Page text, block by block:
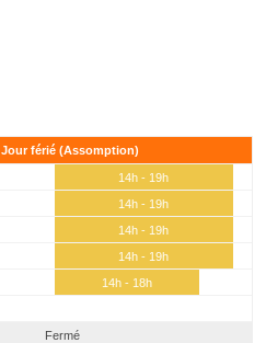
Jour férié (Assomption)
14h - 19h
14h - 19h
14h - 19h
14h - 19h
14h - 18h
Fermé